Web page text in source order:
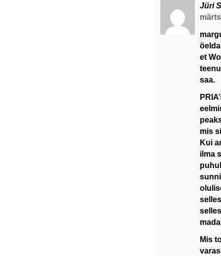
Jüri
et
saa.
mis
Kui
ilma
Mis